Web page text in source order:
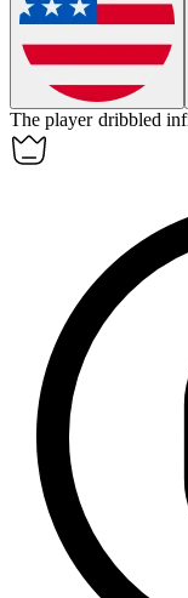
The player dribbled